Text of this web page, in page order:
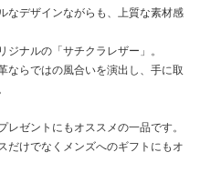
なデザインながらも、上質な素材感
ナルの「サチクラレザー」。
ならではの風合いを演出し、手に取
ゼントにもオススメの一品です。
だけでなくメンズへのギフトにもオ